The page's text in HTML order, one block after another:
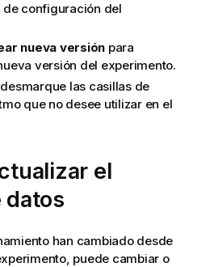
de configuración del
nueva versión para
versión del experimento.
las casillas de
que no desee utilizar en el
el
datos
han cambiado desde
puede cambiar o